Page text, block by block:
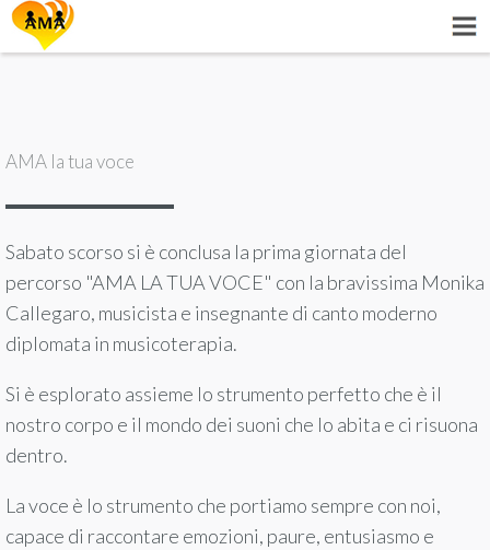
AMA la tua voce
Sabato scorso si è conclusa la prima giornata del
percorso "AMA LA TUA VOCE" con la bravissima Monika
Callegaro, musicista e insegnante di canto moderno
diplomata in musicoterapia.
Si è esplorato assieme lo strumento perfetto che è il
nostro corpo e il mondo dei suoni che lo abita e ci risuona
dentro.
La voce è lo strumento che portiamo sempre con noi,
capace di raccontare emozioni, paure, entusiasmo e